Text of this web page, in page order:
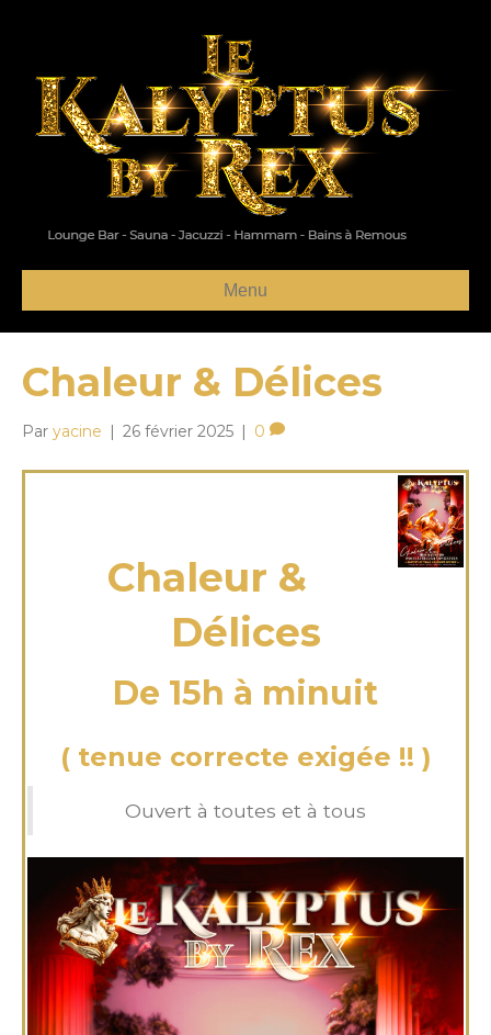
Menu
Chaleur & Délices
Par yacine | 26 février 2025 | 0
Chaleur &
Délices
De 15h à minuit
( tenue correcte exigée !! )
Ouvert à toutes et à tous